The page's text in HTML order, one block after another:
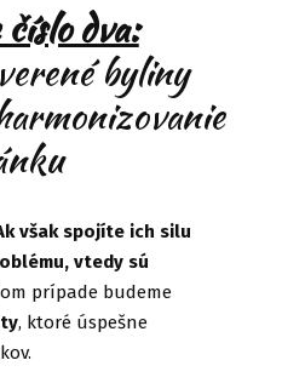
dva:
byliny
však spojíte ich silu
vtedy sú
prípade budeme
, ktoré úspešne